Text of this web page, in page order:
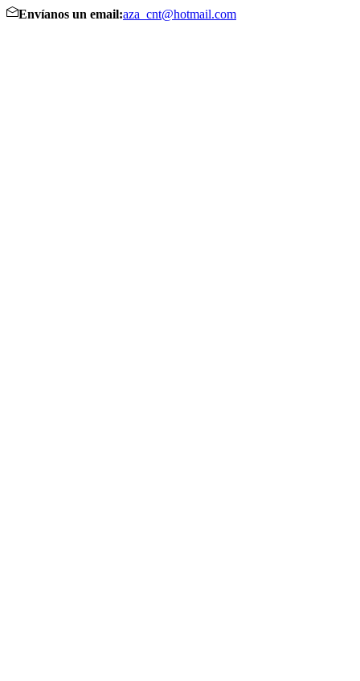
Envíanos un email:aza_cnt@hotmail.com